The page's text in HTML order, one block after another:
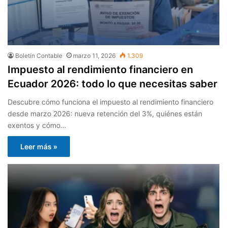
Boletín Contable marzo 11, 2026 1.309
Impuesto al rendimiento financiero en
Ecuador 2026: todo lo que necesitas saber
Descubre cómo funciona el impuesto al rendimiento financiero
desde marzo 2026: nueva retención del 3%, quiénes están
exentos y cómo…
Leer más »